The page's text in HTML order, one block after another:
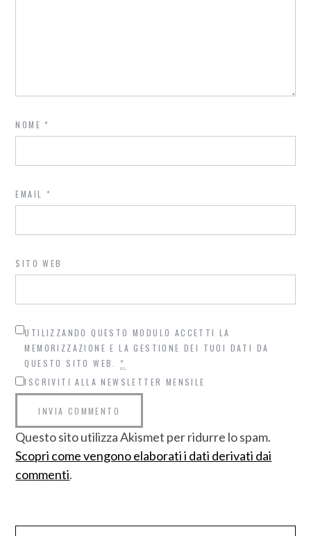
NOME*
EMAIL *
SITO WEB
UTILIZZANDO QUESTO MODULO ACCETTI LA
MEMORIZZAZIONE E LA GESTIONE DEI TUOI DATI DA
QUESTO SITO WEB.*
ISCRIVITI ALLA NEWSLETTER MENSILE
Questo sito utilizza Akismet per ridurre lo spam.
Scopri come vengono elaborati i dati derivati dai
commenti.